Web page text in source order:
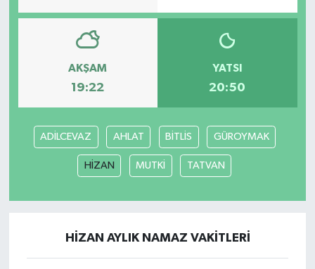
AKŞAM
19:22
YATSI
20:50
ADİLCEVAZ AHLAT BİTLİS GÜROYMAK
HİZAN MUTKİ TATVAN
HİZAN AYLIK NAMAZ VAKITLERI